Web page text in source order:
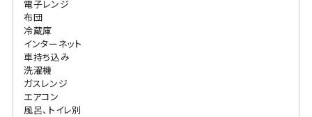
電子レンジ
布団
冷蔵庫
インターネット
車持ち込み
洗濯機
ガスレンジ
エアコン
風呂、トイレ別